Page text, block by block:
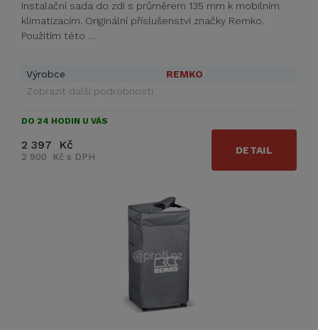
Instalační sada do zdi s průměrem 135 mm k mobilním
klimatizacím. Originální příslušenství značky Remko.
Použitím této …
Výrobce
REMKO
Zobrazit další podrobnosti
DO 24 HODIN U VÁS
2 397 Kč
2 900 Kč s DPH
DETAIL